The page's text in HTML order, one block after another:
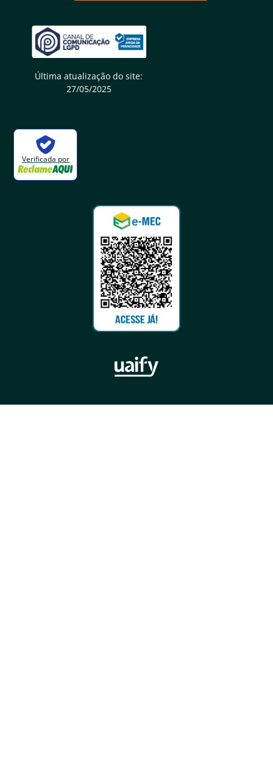
Última atualização do site:
27/05/2025
Verificada por